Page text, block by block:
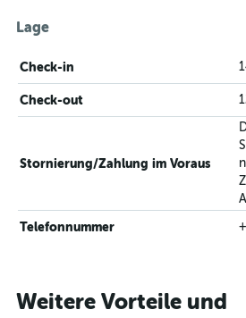
Lage
Check-in
Check-out
Stornierung/Zahlung im Voraus
Telefonnummer
Weitere Vorteile und